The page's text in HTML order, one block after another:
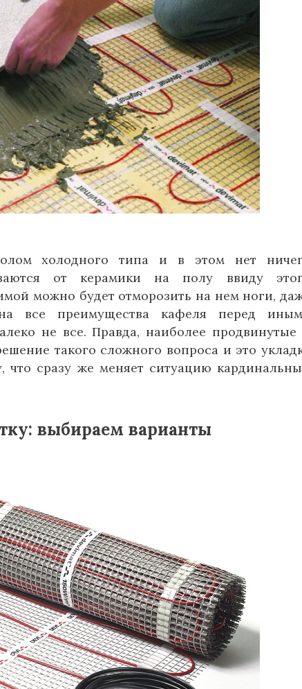
холодного типа и в этом нет
от керамики на полу ввиду
можно будет отморозить на нем ноги,
все преимущества кафеля перед
не все. Правда, наиболее продвинутые
такого сложного вопроса и это
что сразу же меняет ситуацию
выбираем варианты